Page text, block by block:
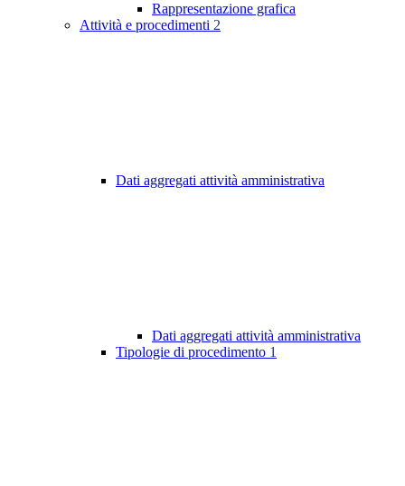
Rappresentazione grafica
Attività e procedimenti 2
Dati aggregati attività amministrativa
Dati aggregati attività amministrativa
Tipologie di procedimento 1